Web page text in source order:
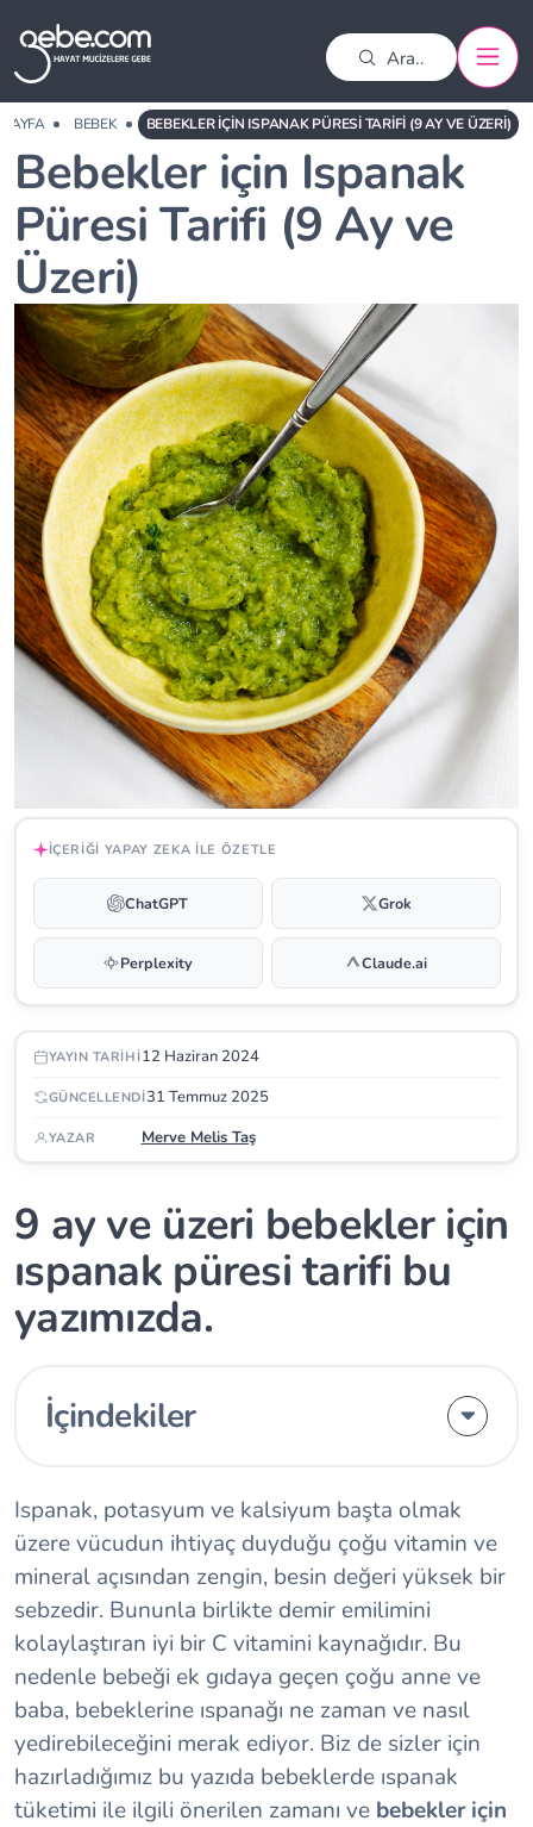
BEBEK BEBEKLER IÇIN ISPANAK PÜRESI TARIFI (9 AY VE ÜZERI)
Bebekler için Ispanak
Püresi Tarifi (9 Ay ve
Üzeri)
İÇERIĞI YAPAY ZEKA ILE ÖZETLE
ChatGPT Grok
Perplexity Claude.ai
YAYIN TARIHI12 Haziran 2024
GÜNCELLENDI31 Temmuz 2025
YAZAR Merve Melis Taş
9 ay ve üzeri bebekler için
ıspanak püresi tarifi bu
yazımızda.
İçindekiler
Ispanak, potasyum ve kalsiyum başta olmak
üzere vücudun ihtiyaç duyduğu çoğu vitamin ve
mineral açısından zengin, besin değeri yüksek bir
sebzedir. Bununla birlikte demir emilimini
kolaylaştıran iyi bir C vitamini kaynağıdır. Bu
nedenle bebeği ek gıdaya geçen çoğu anne ve
baba, bebeklerine ıspanağı ne zaman ve nasıl
yedirebileceğini merak ediyor. Biz de sizler için
hazırladığımız bu yazıda bebeklerde ıspanak
tüketimi ile ilgili önerilen zamanı ve bebekler için